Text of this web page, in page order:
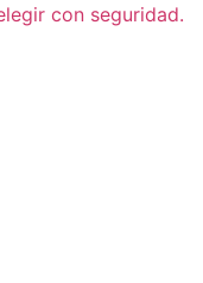
con seguridad.